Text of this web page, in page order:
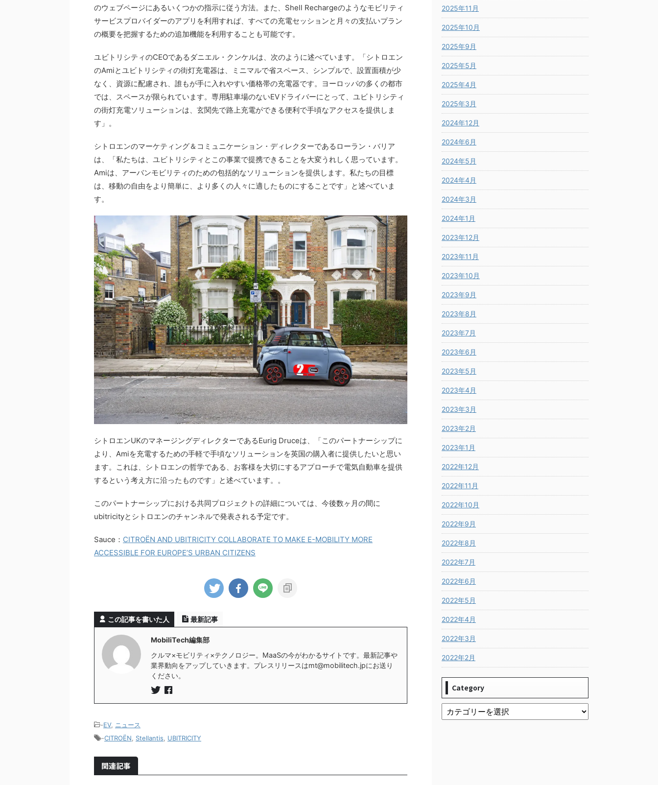
のウェブページにあるいくつかの指示に従う方法。また、Shell Rechargeのようなモビリティ
サービスプロバイダーのアプリを利用すれば、すべての充電セッションと月々の支払いプラン
の概要を把握するための追加機能を利用することも可能です。
ユビトリシティのCEOであるダニエル・クンケルは、次のように述べています。「シトロエン
のAmiとユビトリシティの街灯充電器は、ミニマルで省スペース、シンプルで、設置面積が少
なく、資源に配慮され、誰もが手に入れやすい価格帯の充電器です。ヨーロッパの多くの都市
では、スペースが限られています。専用駐車場のないEVドライバーにとって、ユビトリシティ
の街灯充電ソリューションは、玄関先で路上充電ができる便利で手頃なアクセスを提供しま
す」。
シトロエンのマーケティング＆コミュニケーション・ディレクターであるローラン・バリア
は、「私たちは、ユビトリシティとこの事業で提携できることを大変うれしく思っています。
Amiは、アーバンモビリティのための包括的なソリューションを提供します。私たちの目標
は、移動の自由をより簡単に、より多くの人々に適したものにすることです」と述べていま
す。
シトロエンUKのマネージングディレクターであるEurig Druceは、「このパートナーシップに
より、Amiを充電するための手軽で手頃なソリューションを英国の購入者に提供したいと思い
ます。これは、シトロエンの哲学である、お客様を大切にするアプローチで電気自動車を提供
するという考え方に沿ったものです」と述べています。。
このパートナーシップにおける共同プロジェクトの詳細については、今後数ヶ月の間に
ubitricityとシトロエンのチャンネルで発表される予定です。
Sauce： CITROËN AND UBITRICITY COLLABORATE TO MAKE E-MOBILITY MORE
ACCESSIBLE FOR EUROPE’S URBAN CITIZENS
この記事を書いた人 最新記事
MobiliTech編集部
クルマ×モビリティ×テクノロジー。MaaSの今がわかるサイトです。最新記事や
業界動向をアップしていきます。プレスリリースはmt@mobilitech.jpにお送り
ください。
-EV, ニュース
-CITROËN, Stellantis, UBITRICITY
関連記事
2025年11月
2025年10月
2025年9月
2025年5月
2025年4月
2025年3月
2024年12月
2024年6月
2024年5月
2024年4月
2024年3月
2024年1月
2023年12月
2023年11月
2023年10月
2023年9月
2023年8月
2023年7月
2023年6月
2023年5月
2023年4月
2023年3月
2023年2月
2023年1月
2022年12月
2022年11月
2022年10月
2022年9月
2022年8月
2022年7月
2022年6月
2022年5月
2022年4月
2022年3月
2022年2月
Category